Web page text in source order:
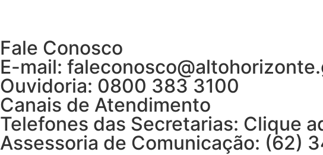
Fale Conosco
E-mail:
Ouvidoria: 0800 383 3100
Canais de Atendimento
Telefones das Secretarias: Clique
Assessoria de Comunicação: (62)